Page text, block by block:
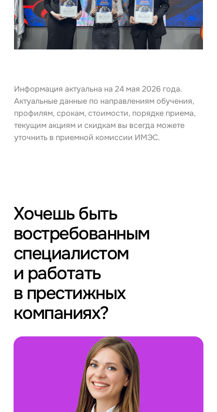
Информация актуальна на 24 мая 2026 года.
Актуальные данные по направлениям обучения,
профилям, срокам, стоимости, порядке приема,
текущим акциям и скидкам вы всегда можете
уточнить в приемной комиссии ИМЭС.
Хочешь быть
востребованным
специалистом
и работать
в престижных
компаниях?